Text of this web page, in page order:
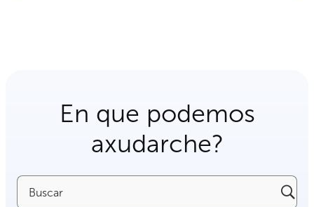
En que podemos
axudarche?
Buscar